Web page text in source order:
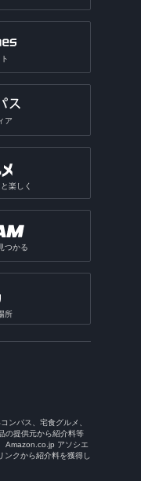
ア
楽しく
つかる
所
ンパス、宅食グルメ、
の提供元から紹介料等
Amazon.co.jp アソシエ
クから紹介料を獲得し